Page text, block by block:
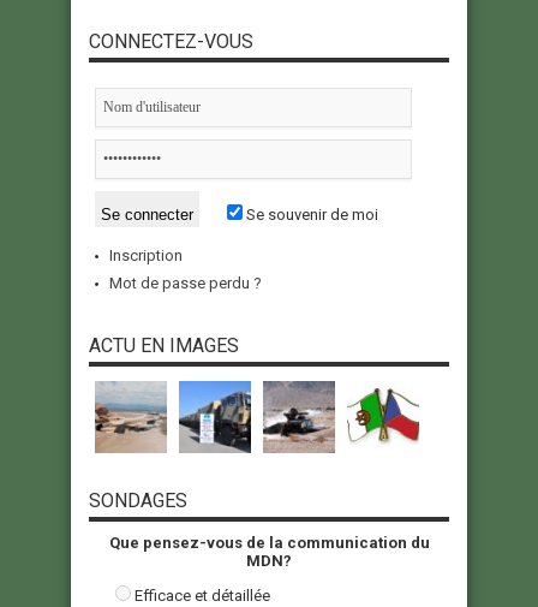
CONNECTEZ-VOUS
Se souvenir de moi
Inscription
Mot de passe perdu ?
ACTU EN IMAGES
SONDAGES
Que pensez-vous de la communication du
MDN?
Efficace et détaillée